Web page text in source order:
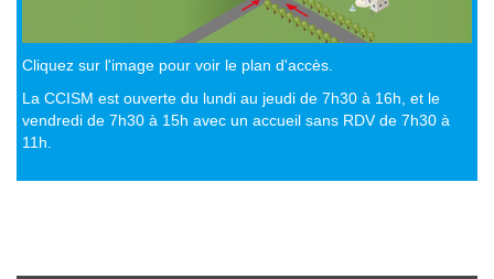
Cliquez sur l'image pour voir le plan d'accès.
La CCISM est ouverte du lundi au jeudi de 7h30 à 16h, et le
vendredi de 7h30 à 15h avec un accueil sans RDV de 7h30 à
11h.